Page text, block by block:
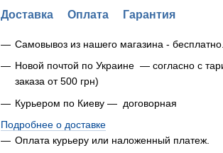
Доставка Оплата Гарантия
Самовывоз из нашего магазина - бесплатно.
Новой почтой по Украине — согласно с
заказа от 500 грн)
Курьером по Киеву — договорная
Подробнее о доставке
Оплата курьеру или наложенный платеж.